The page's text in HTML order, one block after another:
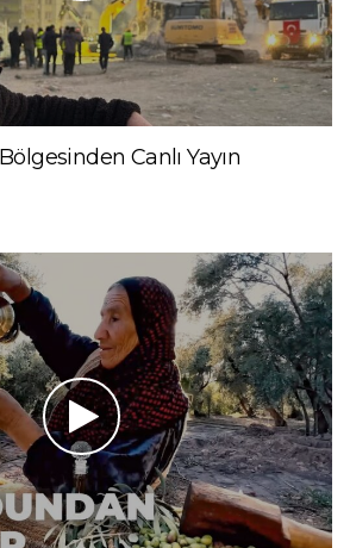
Canlı Yayın